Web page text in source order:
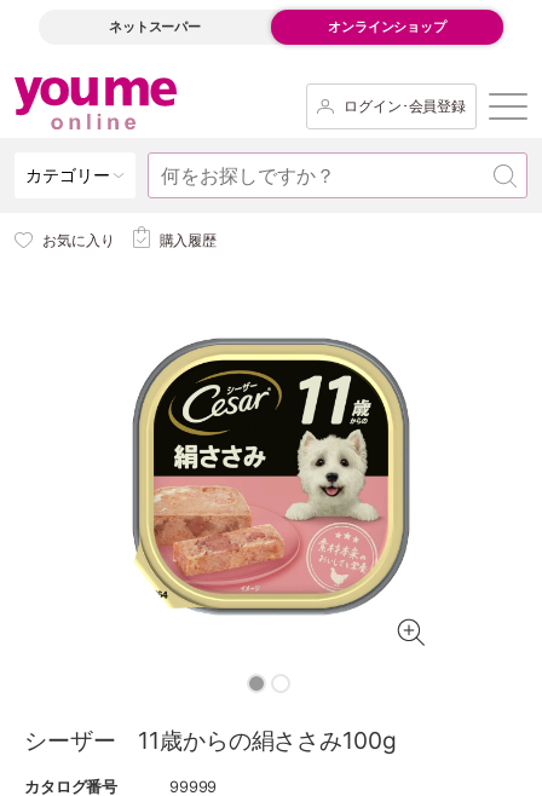
ネットスーパー オンラインショップ
ログイン･会員登録
カテゴリー
お気に入り 購入履歴
シーザー 11歳からの絹ささみ100g
カタログ番号
99999